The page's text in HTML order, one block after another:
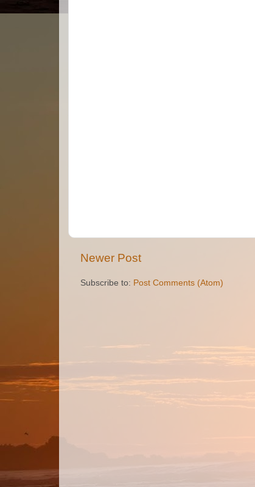
Newer Post
Subscribe to: Post Comments (Atom)